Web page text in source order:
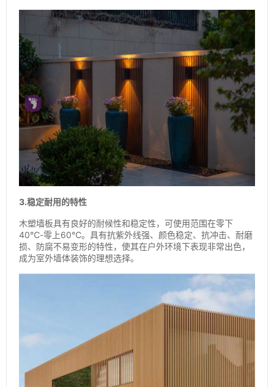
3.稳定耐用的特性
木塑墙板具有良好的耐候性和稳定性，可使用范围在零下
40℃-零上60℃。具有抗紫外线强、颜色稳定、抗冲击、耐磨
损、防腐不易变形的特性，使其在户外环境下表现非常出色，
成为室外墙体装饰的理想选择。